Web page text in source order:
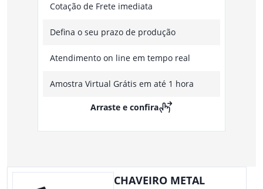
Cotação de Frete imediata
Defina o seu prazo de produção
Atendimento on line em tempo real
Amostra Virtual Grátis em até 1 hora
Arraste e confira
CHAVEIRO METAL